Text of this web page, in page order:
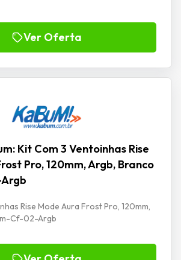
Ver Oferta
Kit Com 3 Ventoinhas Rise
Pro, 120mm, Argb, Branco
Rise Mode Aura Frost Pro, 120mm,
Cf-02-Argb